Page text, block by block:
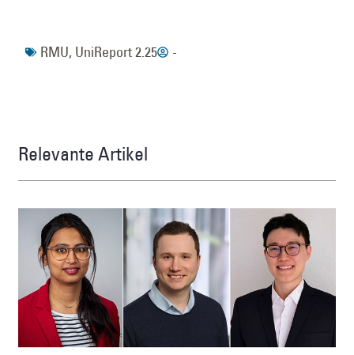
RMU, UniReport 2.25 -
Relevante Artikel